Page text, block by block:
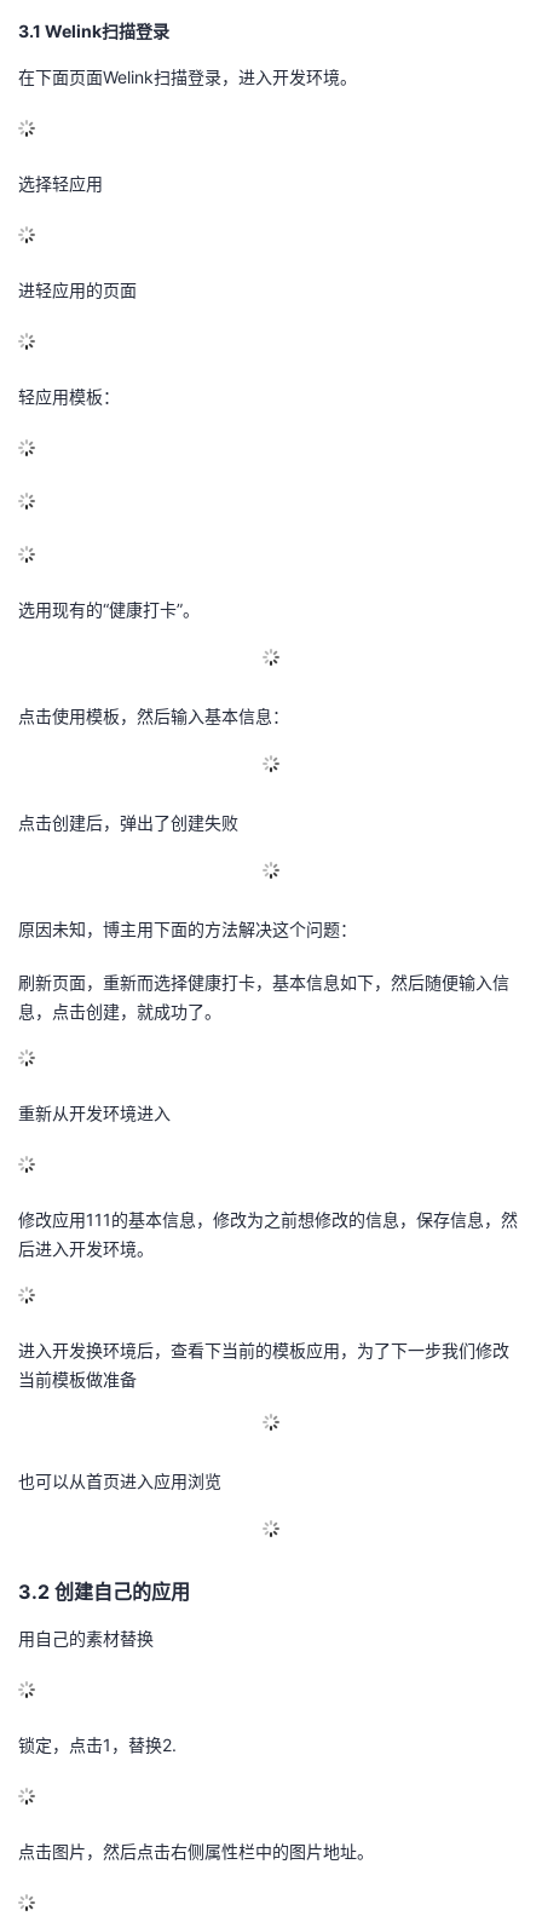
3.1 Welink扫描登录
在下面页面Welink扫描登录，进入开发环境。
选择轻应用
进轻应用的页面
轻应用模板：
选用现有的“健康打卡”。
点击使用模板，然后输入基本信息：
点击创建后，弹出了创建失败
原因未知，博主用下面的方法解决这个问题：
刷新页面，重新而选择健康打卡，基本信息如下，然后随便输入信
息，点击创建，就成功了。
重新从开发环境进入
修改应用111的基本信息，修改为之前想修改的信息，保存信息，然
后进入开发环境。
进入开发换环境后，查看下当前的模板应用，为了下一步我们修改
当前模板做准备
也可以从首页进入应用浏览
3.2 创建自己的应用
用自己的素材替换
锁定，点击1，替换2.
点击图片，然后点击右侧属性栏中的图片地址。